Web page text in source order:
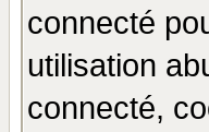
connecté
utilisation
connecté,